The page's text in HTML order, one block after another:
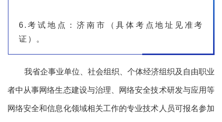
6.考试地点：济南市（具体考点地址见准考
证）。
我省企事业单位、社会组织、个体经济组织及自由职业
者中从事网络生态建设与治理、网络安全技术研发与应用等
网络安全和信息化领域相关工作的专业技术人员可报名参加